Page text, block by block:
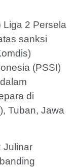
Liga 2 Persela
sanksi
(PSSI)
di
Tuban, Jawa
Julinar